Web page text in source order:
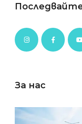
За нас